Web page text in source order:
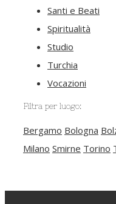
Santi e Beati
Spiritualità
Studio
Turchia
Vocazioni
Filtra per luogo:
Bergamo Bologna
Milano Smirne Torino